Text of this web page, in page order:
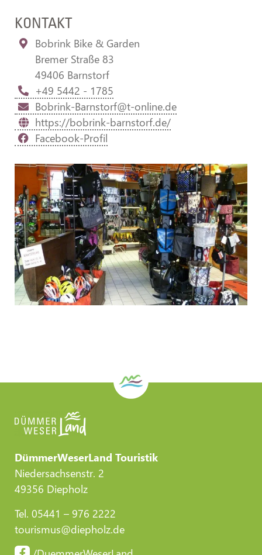
KONTAKT
Bobrink Bike & Garden
Bremer Straße 83
49406 Barnstorf
+49 5442 - 1785
Bobrink-Barnstorf@t-online.de
https://bobrink-barnstorf.de/
Facebook-Profil
DümmerWeserLand Touristik
Niedersachsenstr. 2
49356 Diepholz
Tel. 05441 – 976 2222
tourismus@diepholz.de